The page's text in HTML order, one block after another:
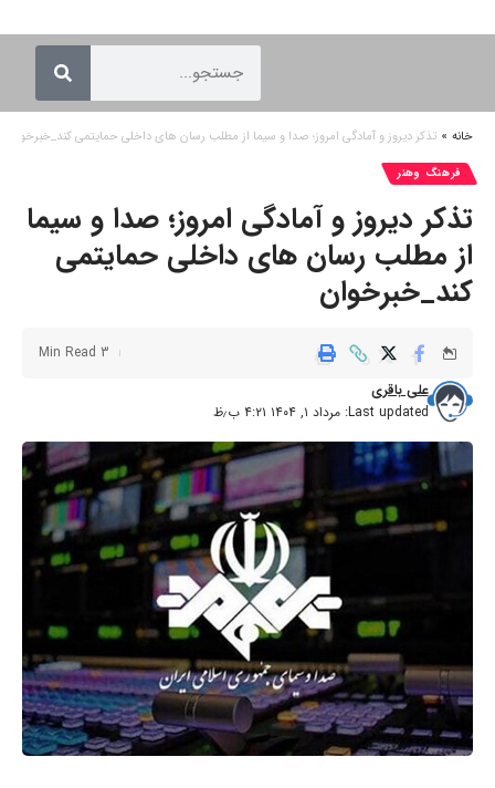
خانه » تذکر دیروز و آمادگی امروز؛ صدا و سیما از مطلب رسان های داخلی حمایتمی کند_خبرخوان
فرهنگ وهنر
تذکر دیروز و آمادگی امروز؛ صدا و سیما
از مطلب رسان های داخلی حمایتمی
کند_خبرخوان
Last updated: مرداد ۱, ۱۴۰۴ ۴:۲۱ ب٫ظ
علی باقری
3 Min Read